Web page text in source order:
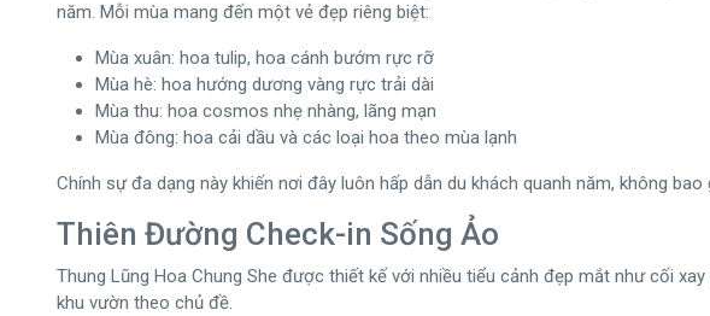
năm. Mỗi mùa mang đến một vẻ đẹp riêng biệt:
Mùa xuân: hoa tulip, hoa cánh bướm rực rỡ
Mùa hè: hoa hướng dương vàng rực trải dài
Mùa thu: hoa cosmos nhẹ nhàng, lãng mạn
Mùa đông: hoa cải dầu và các loại hoa theo mùa lạnh
Chính sự đa dạng này khiến nơi đây luôn hấp dẫn du khách quanh năm, không bao
Thiên Đường Check-in Sống Ảo
Thung Lũng Hoa Chung She được thiết kế với nhiều tiểu cảnh đẹp mắt như cối
khu vườn theo chủ đề.